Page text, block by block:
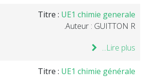
Titre : UE1 chimie generale
Auteur : GUITTON R.
Lire plus...
Titre : UE1 chimie générale